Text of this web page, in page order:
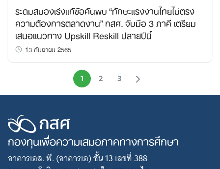
ระดมสมองเร่งแก้ข้อค้นพบ “ทักษะแรงงานไทยไม่ตรง
ความต้องการตลาดงาน” กสศ. จับมือ 3 ภาคี เตรียม
เสนอแนวทาง Upskill Reskill ปลายปีนี้
13 กันยายน 2565
1 2 3
กองทุนเพื่อความเสมอภาคทางการศึกษา
อาคารเอส. พี. (อาคารเอ) ชั้น 13 เลขที่ 388